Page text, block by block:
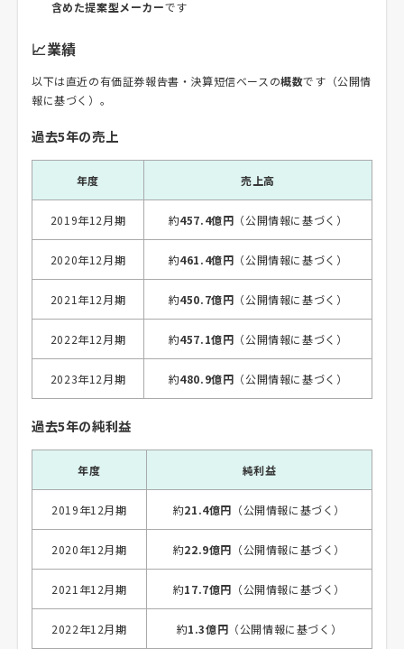
含めた提案型メーカーです
📈業績
以下は直近の有価証券報告書・決算短信ベースの概数です（公開情
報に基づく）。
過去5年の売上
年度 売上高
2019年12月期 約457.4億円 （公開情報に基づく）
2020年12月期 約461.4億円 （公開情報に基づく）
2021年12月期 約450.7億円 （公開情報に基づく）
2022年12月期 約457.1億円 （公開情報に基づく）
2023年12月期 約480.9億円 （公開情報に基づく）
過去5年の純利益
年度 純利益
2019年12月期 約21.4億円 （公開情報に基づく）
2020年12月期 約22.9億円 （公開情報に基づく）
2021年12月期 約17.7億円 （公開情報に基づく）
2022年12月期 約1.3億円 （公開情報に基づく）